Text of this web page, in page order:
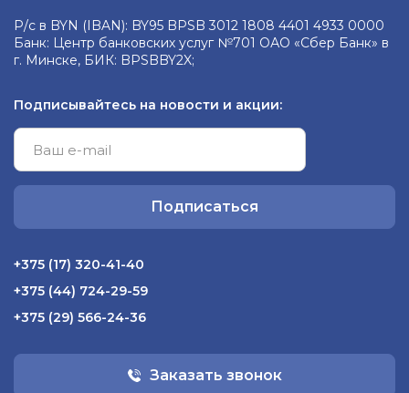
Р/с в BYN (IBAN): BY95 BPSB 3012 1808 4401 4933 0000
Банк: Центр банковских услуг №701 ОАО «Сбер Банк» в
г. Минске, БИК: BPSBBY2X;
Подписывайтесь на новости и акции:
Подписаться
+375 (17) 320-41-40
+375 (44) 724-29-59
+375 (29) 566-24-36
Заказать звонок